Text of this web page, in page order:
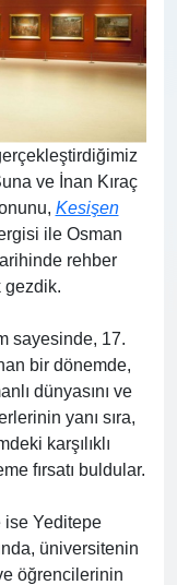
ve İnan Kıraç
Kesişen
ile Osman
rehber
gezdik.
sayesinde, 17.
bir dönemde,
dünyasını ve
yanı sıra,
karşılıklı
fırsatı buldular.
ise Yeditepe
üniversitenin
öğrencilerinin